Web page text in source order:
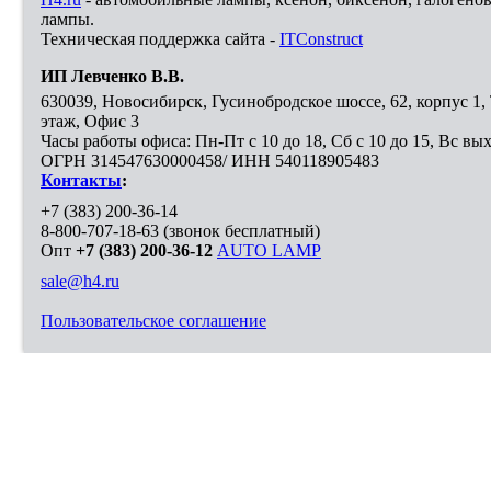
лампы.
Техническая поддержка сайта - ITConstruct
ИП Левченко В.В.
630039, Новосибирск, Гусинобродское шоссе, 62, корпус
этаж, Офис 3
Часы работы офиса: Пн-Пт с 10 до 18, Сб с 10 до 15, Вс
ОГРН 314547630000458/ ИНН 540118905483
Контакты:
+7 (383) 200-36-14
8-800-707-18-63 (звонок бесплатный)
Опт +7 (383) 200-36-12 AUTO LAMP
sale@h4.ru
Пользовательское соглашение